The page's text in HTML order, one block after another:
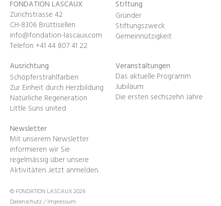
FONDATION LASCAUX
Zürichstrasse 42
CH-8306 Brüttisellen
info@fondation-lascaux.com
Telefon +41 44 807 41 22
Stiftung
Gründer
Stiftungszweck
Gemeinnützigkeit
Ausrichtung
Schöpferstrahlfarben
Zur Einheit durch Herzbildung
Natürliche Regeneration
Little Suns united
Veranstaltungen
Das aktuelle Programm
Jubiläum
Die ersten sechszehn Jahre
Newsletter
Mit unserem Newsletter
informieren wir Sie
regelmässig über unsere
Aktivitäten.Jetzt anmelden.
© FONDATION LASCAUX 2026
Datenschutz / Impressum